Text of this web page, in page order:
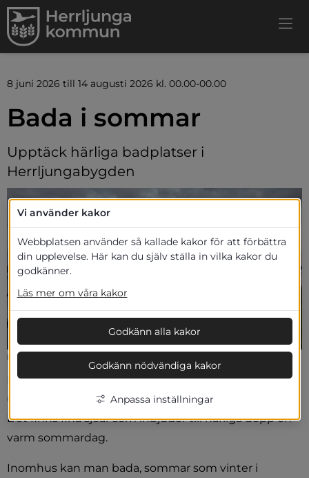
8 juni 2026 till 14 augusti 2026 kl. 00.00-00.00
Bada i sommar
Upptäck härliga badplatser i
Herrljungabygden
Badbrygga, Norra Säms badplats
I Herrljungabygden finns möjligheten att bada både
ute och inomhus.
Det finns fina sjöar som inbjuder till härliga dopp en
varm sommardag.
Inomhus kan man bada, sommar som vinter i
Vi använder kakor
Webbplatsen använder så kallade kakor för att förbättra
din upplevelse. Här kan du själv ställa in vilka kakor du
godkänner.
Läs mer om våra kakor
Godkänn alla kakor
Godkänn nödvändiga kakor
Anpassa inställningar